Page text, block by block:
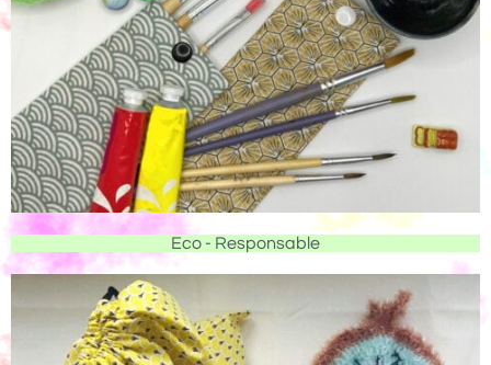
Eco - Responsable